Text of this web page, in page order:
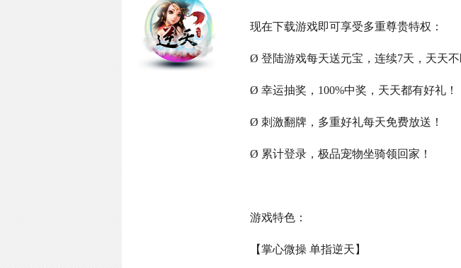
现在下载游戏即可享受多重尊贵特权：
Ø 登陆游戏每天送元宝，连续7天，天天不
Ø 幸运抽奖，100%中奖，天天都有好礼！
Ø 刺激翻牌，多重好礼每天免费放送！
Ø 累计登录，极品宠物坐骑领回家！
游戏特色：
【掌心微操 单指逆天】